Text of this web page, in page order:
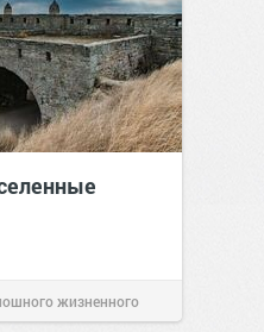
жизненного